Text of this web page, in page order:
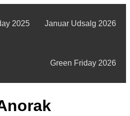
2025 Januar Udsalg 2026
Green Friday 2026